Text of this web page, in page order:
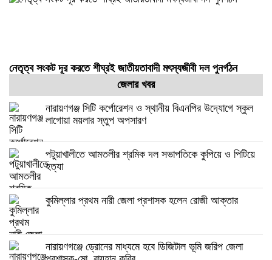
নেতৃত্ব সংকট দূর করতে শীঘ্রই জাতীয়তাবাদী মৎস্যজীবী দল পুনর্গঠন
শাহিন সিকদার: বিএনপির অন্যতম অঙ্গ সংগঠন জাতীয়তাবাদী মৎস্যজীবী...
জেলার খবর
নারায়ণগঞ্জ সিটি কর্পোরেশন ও স্থানীয় বিএনপির উদ্যোগে স্কুল
লাগোয়া ময়লার স্তুপ অপসারণ
পটুয়াখালীতে আমতলীর শ্রমিক দল সভাপতিকে কুপিয়ে ও পিটিয়ে
হত্যা
কুমিল্লার প্রথম নারী জেলা প্রশাসক হলেন রোজী আক্তার
নারায়ণগঞ্জে ড্রোনের মাধ্যমে হবে ডিজিটাল ভূমি জরিপ জেলা